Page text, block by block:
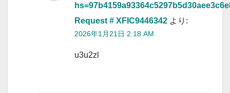
Request # XFIC9446342 より:
2026年1月21日 2:18 AM
u3u2zl